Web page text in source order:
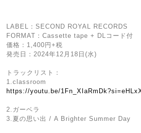
LABEL：SECOND ROYAL RECORDS
FORMAT：Cassette tape + DLコード付
価格：1,400円+税
発売日：2024年12月18日(水)
トラックリスト：
1.classroom
https://youtu.be/
2.ガーベラ
3.夏の思い出 / A Brighter Summer Day